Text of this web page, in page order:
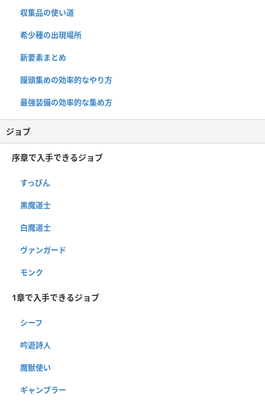
収集品の使い道
希少種の出現場所
新要素まとめ
饅頭集めの効率的なやり方
最強装備の効率的な集め方
ジョブ
序章で入手できるジョブ
すっぴん
黒魔道士
白魔道士
ヴァンガード
モンク
1章で入手できるジョブ
シーフ
吟遊詩人
魔獣使い
ギャンブラー